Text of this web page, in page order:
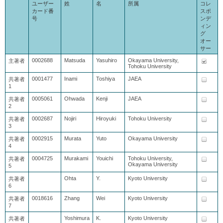
ユーザー
カード番
号
姓 名 所属
コレ
スポ
ンデ
ィン
グ
オー
サー
主著者 0002688 Matsuda Yasuhiro
Okayama University,
Tohoku University
共著者
1
0001477 Inami Toshiya JAEA
共著者
2
0005061 Ohwada Kenji JAEA
共著者
3
0002687 Nojiri Hiroyuki Tohoku University
共著者
4
0002915 Murata Yuto Okayama University
共著者
5
0004725 Murakami Youichi
Tohoku University,
Okayama University
共著者
6
Ohta Y. Kyoto University
共著者
7
0018616 Zhang Wei Kyoto University
共著者
Yoshimura K. Kyoto University